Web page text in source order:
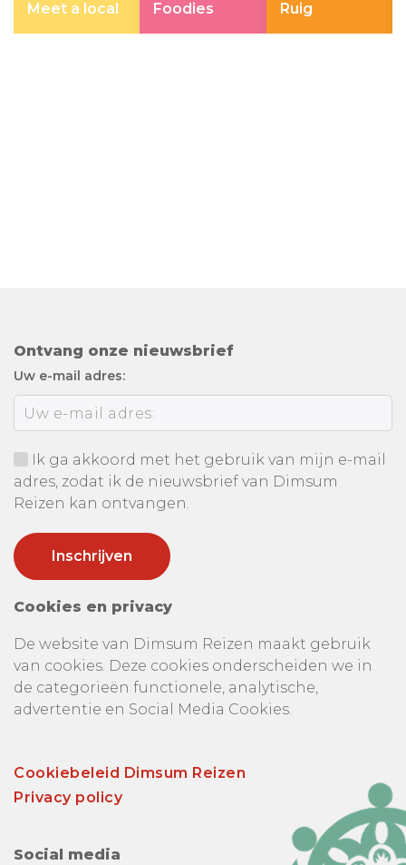
Meet a local Foodies Ruig
Ontvang onze nieuwsbrief
Uw e-mail adres:
Ik ga akkoord met het gebruik van mijn e-mail
adres, zodat ik de nieuwsbrief van Dimsum
Reizen kan ontvangen.
Cookies en privacy
De website van Dimsum Reizen maakt gebruik
van cookies. Deze cookies onderscheiden we in
de categorieën functionele, analytische,
advertentie en Social Media Cookies.
Cookiebeleid Dimsum Reizen
Privacy policy
Social media